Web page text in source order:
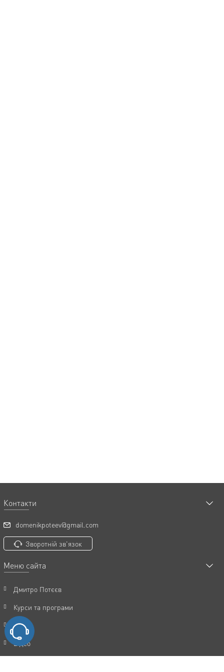
Контакти
domenikpoteev@gmail.com
Зворотній зв'язок
Меню сайта
Дмитро Потєєв
Курси та програми
Статті
Відео